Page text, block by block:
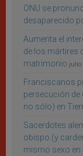
ONU se
desaparecido
Aumenta el
de los mártires
matrimonio julio
Franciscanos
persecución
no sólo) en
Sacerdotes
obispo (y
mismo sexo